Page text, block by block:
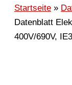
Startseite
Datenblatt
400V/690V, IE3